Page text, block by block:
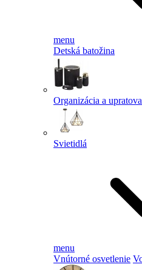
menu
Detská batožina
Organizácia a
Svietidlá
menu
Vnútorné osvetlenie